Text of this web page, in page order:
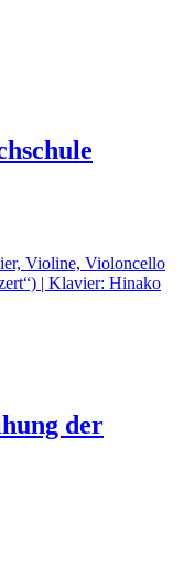
Violine, Violoncello
| Klavier: Hinako
der